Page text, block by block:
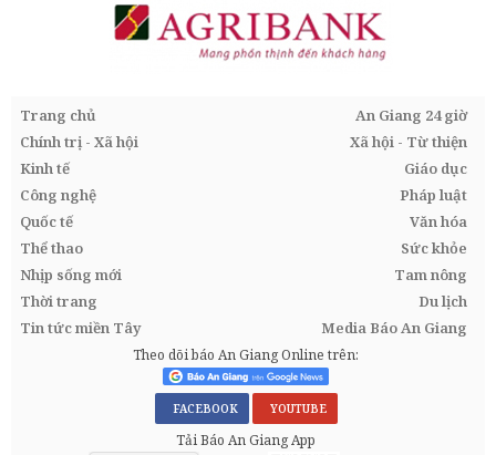
Trang chủ
An Giang 24 giờ
Chính trị - Xã hội
Xã hội - Từ thiện
Kinh tế
Giáo dục
Công nghệ
Pháp luật
Quốc tế
Văn hóa
Thể thao
Sức khỏe
Nhịp sống mới
Tam nông
Thời trang
Du lịch
Tin tức miền Tây
Media Báo An Giang
Theo dõi báo An Giang Online trên:
FACEBOOK YOUTUBE
Tải Báo An Giang App